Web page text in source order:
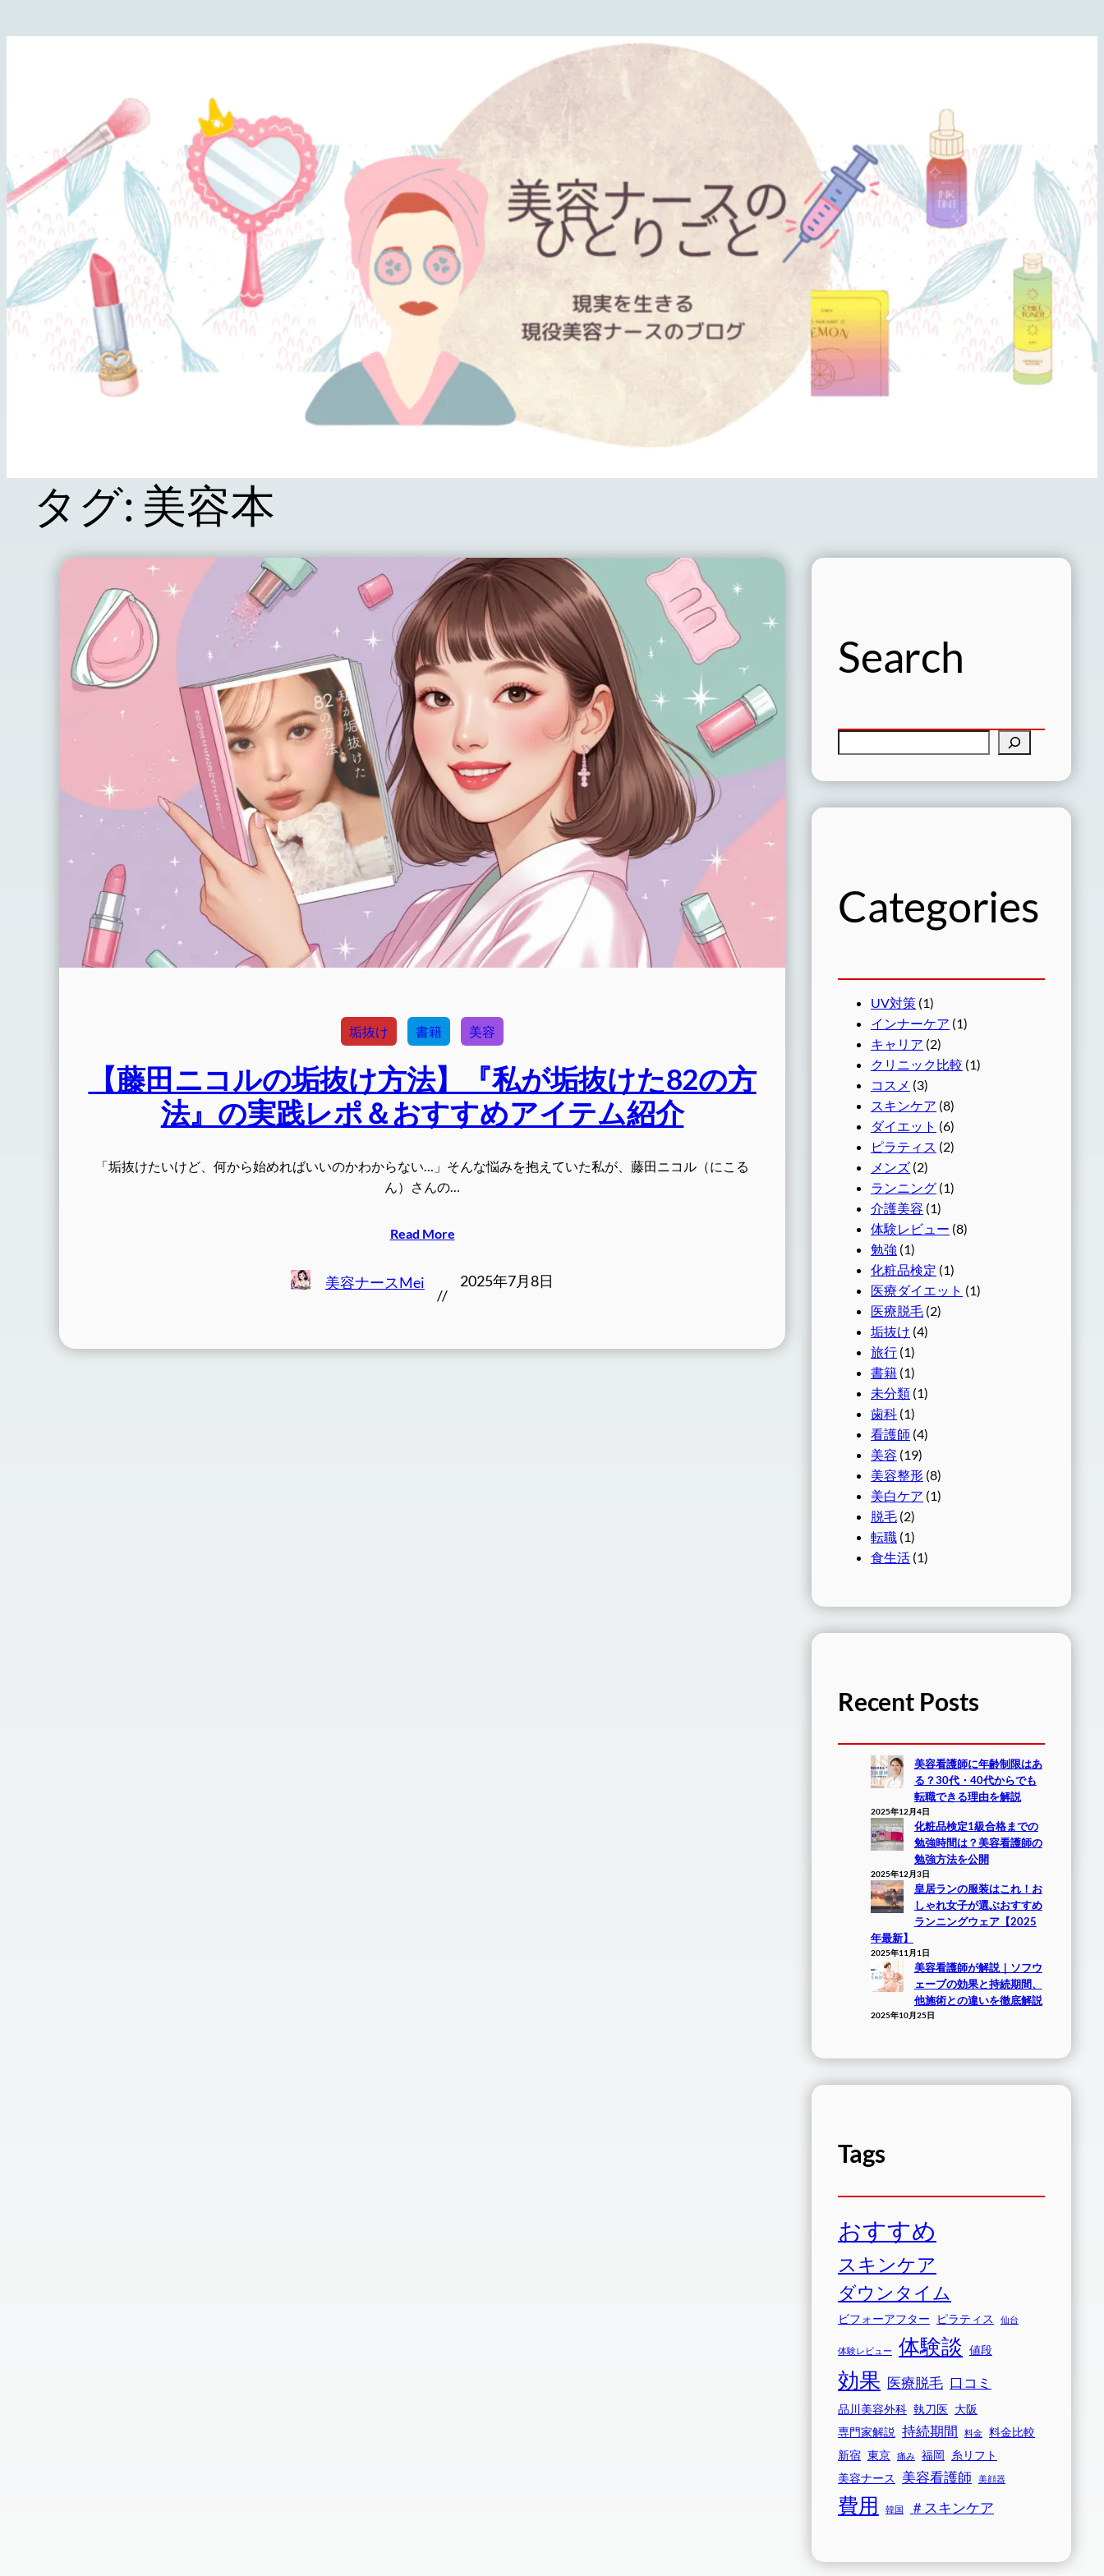
タグ: 美容本
垢抜け 書籍 美容
【藤田ニコルの垢抜け方法】『私が垢抜けた82の方
法』の実践レポ＆おすすめアイテム紹介
「垢抜けたいけど、何から始めればいいのかわからない…」そんな悩みを抱えていた私が、藤田ニコル（にこる
ん）さんの…
Read More
美容ナースMei
//
2025年7月8日
Search
Categories
UV対策 (1)
インナーケア (1)
キャリア (2)
クリニック比較 (1)
コスメ (3)
スキンケア (8)
ダイエット (6)
ピラティス (2)
メンズ (2)
ランニング (1)
介護美容 (1)
体験レビュー (8)
勉強 (1)
化粧品検定 (1)
医療ダイエット (1)
医療脱毛 (2)
垢抜け (4)
旅行 (1)
書籍 (1)
未分類 (1)
歯科 (1)
看護師 (4)
美容 (19)
美容整形 (8)
美白ケア (1)
脱毛 (2)
転職 (1)
食生活 (1)
Recent Posts
美容看護師に年齢制限はあ
る？30代・40代からでも
転職できる理由を解説
2025年12月4日
化粧品検定1級合格までの
勉強時間は？美容看護師の
勉強方法を公開
2025年12月3日
皇居ランの服装はこれ！お
しゃれ女子が選ぶおすすめ
ランニングウェア【2025
年最新】
2025年11月1日
美容看護師が解説｜ソフウ
ェーブの効果と持続期間、
他施術との違いを徹底解説
2025年10月25日
Tags
おすすめ
スキンケア
ダウンタイム
ビフォーアフター ピラティス 仙台
体験レビュー 体験談 値段
効果 医療脱毛 口コミ
品川美容外科 執刀医 大阪
専門家解説 持続期間 料金
料金比較
新宿 東京 痛み 福岡 糸リフト
美容ナース
美容看護師 美顔器
費用 韓国 ＃スキンケア